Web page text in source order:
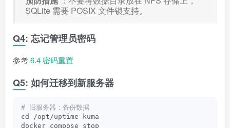
SQLite 需要 POSIX 文件锁支持。
Q4: 忘记管理员密码
参考6.4 密码重置
Q5: 如何迁移到新服务器
# 旧服务器：备份数据
cd /opt/uptime-kuma
docker compose stop